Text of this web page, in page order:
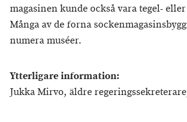
magasinen kunde också vara tegel-
Många av de forna
numera muséer.
Ytterligare information:
Jukka Mirvo, äldre